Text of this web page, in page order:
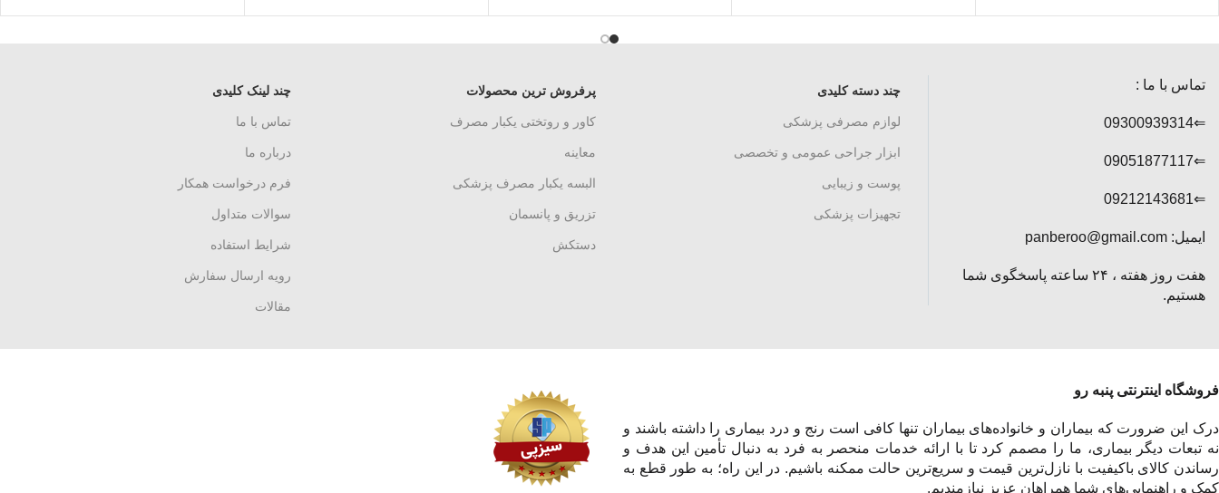
چند لینک کلیدی
تماس با ما
درباره ما
فرم درخواست همکار
سوالات متداول
شرایط استفاده
رویه ارسال سفارش
مقالات
پرفروش ترین محصولات
کاور و روتختی یکبار مصرف
معاینه
البسه یکبار مصرف پزشکی
تزریق و پانسمان
دستکش
چند دسته کلیدی
لوازم مصرفی پزشکی
ابزار جراحی عمومی و تخصصی
پوست و زیبایی
تجهیزات پزشکی
تماس با ما :
⇐09300939314
⇐09051877117
⇐09212143681
ایمیل: panberoo@gmail.com
هفت روز هفته ، ۲۴ ساعته پاسخگوی شما
هستیم.
فروشگاه اینترنتی پنبه رو
درک این ضرورت که بیماران و خانواده‌های بیماران تنها کافی است رنج و درد بیماری را داشته باشند و
نه تبعات دیگر بیماری، ما را مصمم کرد تا با ارائه خدمات منحصر به فرد به دنبال تأمین این هدف و
رساندن کالای باکیفیت با نازل‌ترین قیمت و سریع‌ترین حالت ممکنه باشیم. در این راه؛ به طور قطع به
کمک و راهنمایی‌های شما همراهان عزیز نیازمندیم.